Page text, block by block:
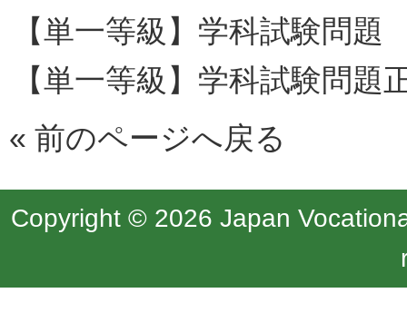
【単一等級】学科試験問題
【単一等級】学科試験問題
« 前のページへ戻る
Copyright © 2026 Japan